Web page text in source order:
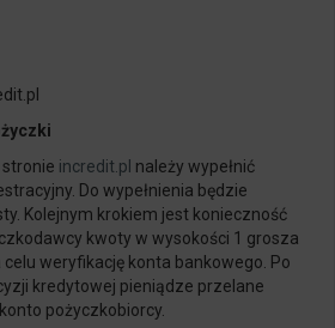
.pl
incredit .pl należy wypełnić
Do wypełnienia będzie
Kolejnym krokiem jest konieczność
kwoty w wysokości 1 grosza
celu weryfikację konta bankowego. Po
kredytowej pieniądze przelane
pożyczkobiorcy.